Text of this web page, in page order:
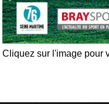
Cliquez sur l'image pour